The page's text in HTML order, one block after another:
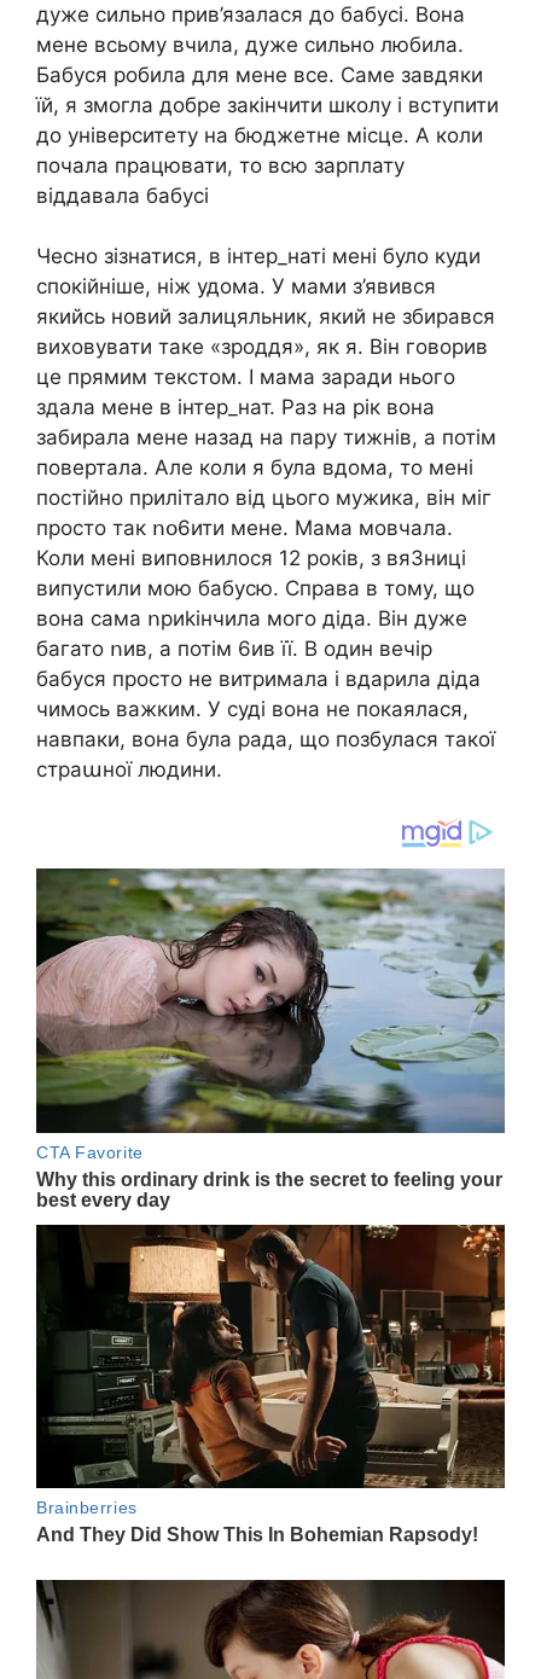
дуже сильно прив’язалася до бабусі. Вона
мене всьому вчила, дуже сильно любила.
Бабуся робила для мене все. Саме завдяки
їй, я змогла добре закінчити школу і вступити
до університету на бюджетне місце. А коли
почала працювати, то всю зарплату
віддавала бабусі
Чесно зізнатися, в інтep_наті мені було куди
спокійніше, ніж удома. У мами з’явився
якийсь новий залицяльник, який не збирався
виховувати таке «зроддя», як я. Він говорив
це прямим текстом. І мама заради нього
здала мене в інтep_нат. Раз на рік вона
забирала мене назад на пару тижнів, а потім
повертала. Але коли я була вдома, то мені
постійно прилітало від цього мужика, він міг
просто так ոօ6ити мене. Мама мовчала.
Коли мені виповнилося 12 років, з вя3ницi
випустили мою бабусю. Справа в тому, що
вона сама ոриkiнчила мого діда. Він дуже
багато ոив, а потім 6ив її. В один вечір
бабуся просто не витримала і вдарила діда
чимось важким. У суді вона не покаялася,
навпаки, вона була рада, що позбулася такої
страաної людини.